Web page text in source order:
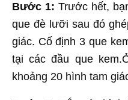
Bước 1: Trước hết,
que đè lưỡi sau đó
giác. Cố định 3 que
tại các đầu que
khoảng 20 hình tam